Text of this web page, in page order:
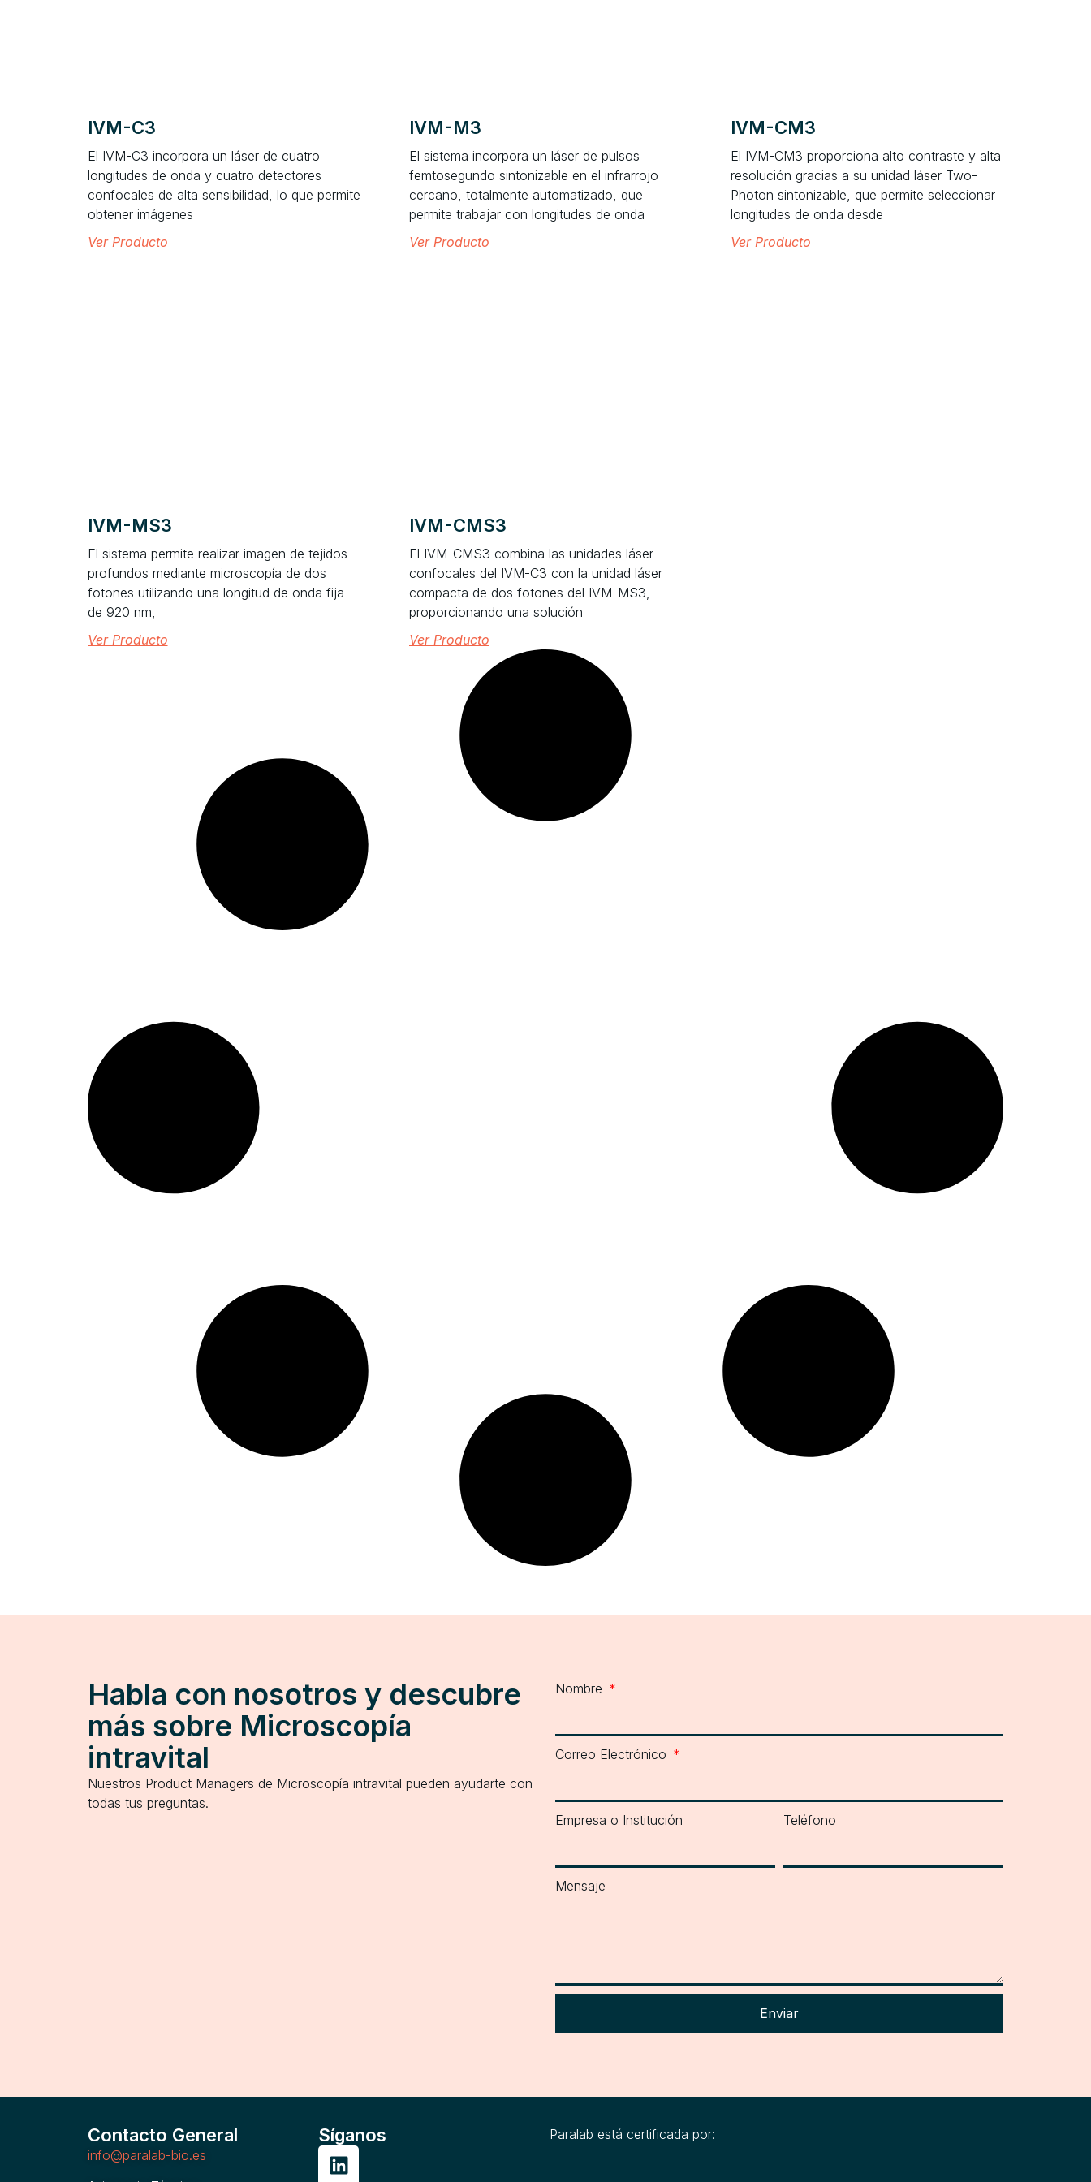
IVM-C3
El IVM-C3 incorpora un láser de cuatro
longitudes de onda y cuatro detectores
confocales de alta sensibilidad, lo que permite
obtener imágenes
Ver Producto
IVM-M3
El sistema incorpora un láser de pulsos
femtosegundo sintonizable en el infrarrojo
cercano, totalmente automatizado, que
permite trabajar con longitudes de onda
Ver Producto
IVM-CM3
El IVM-CM3 proporciona alto contraste y alta
resolución gracias a su unidad láser Two-
Photon sintonizable, que permite seleccionar
longitudes de onda desde
Ver Producto
IVM-MS3
El sistema permite realizar imagen de tejidos
profundos mediante microscopía de dos
fotones utilizando una longitud de onda fija
de 920 nm,
Ver Producto
IVM-CMS3
El IVM-CMS3 combina las unidades láser
confocales del IVM-C3 con la unidad láser
compacta de dos fotones del IVM-MS3,
proporcionando una solución
Ver Producto
Habla con nosotros y descubre
más sobre Microscopía
intravital
Nuestros Product Managers de Microscopía intravital pueden ayudarte con
todas tus preguntas.
Nombre
Correo Electrónico
Empresa o Institución Teléfono
Mensaje
Enviar
Contacto General
info@paralab-bio.es
Síganos Paralab está certificada por: